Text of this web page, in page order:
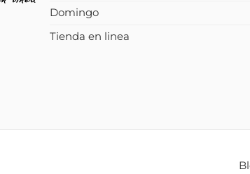
Domingo
Tienda en linea